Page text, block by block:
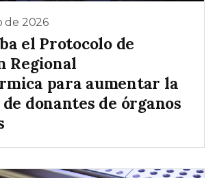
de 2026
el Protocolo de
Regional
para aumentar la
donantes de órganos